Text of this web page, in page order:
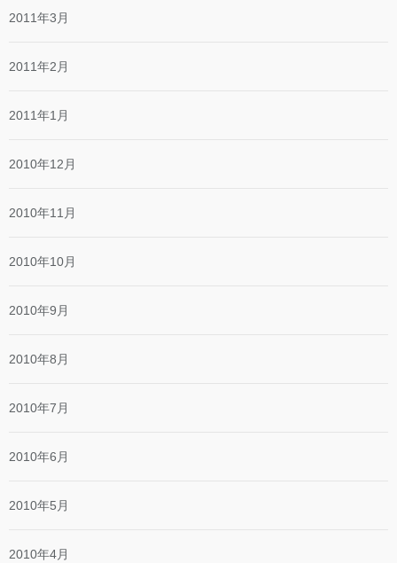
2011年3月
2011年2月
2011年1月
2010年12月
2010年11月
2010年10月
2010年9月
2010年8月
2010年7月
2010年6月
2010年5月
2010年4月